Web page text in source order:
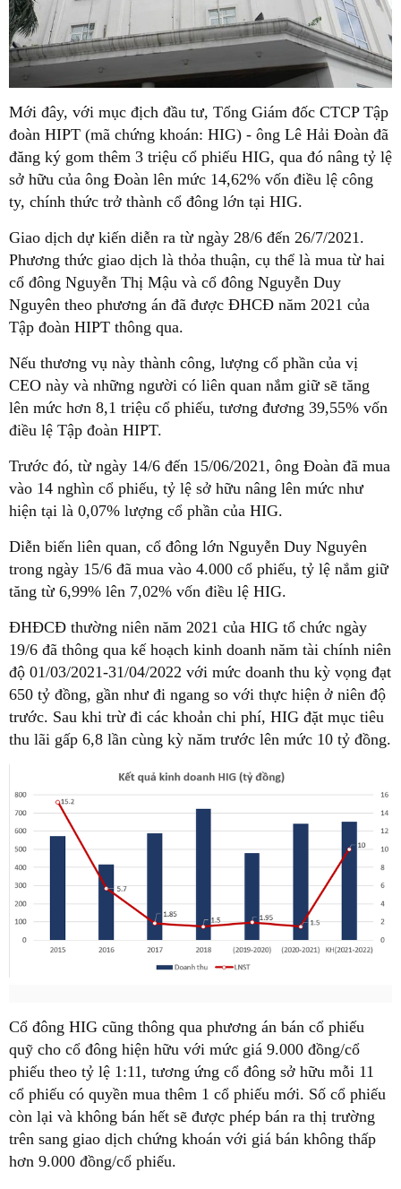
Mới đây, với mục địch đầu tư, Tổng Giám đốc CTCP Tập
đoàn HIPT (mã chứng khoán: HIG) - ông Lê Hải Đoàn đã
đăng ký gom thêm 3 triệu cổ phiếu HIG, qua đó nâng tỷ lệ
sở hữu của ông Đoàn lên mức 14,62% vốn điều lệ công
ty, chính thức trở thành cổ đông lớn tại HIG.
Giao dịch dự kiến diễn ra từ ngày 28/6 đến 26/7/2021.
Phương thức giao dịch là thỏa thuận, cụ thể là mua từ hai
cổ đông Nguyễn Thị Mậu và cổ đông Nguyễn Duy
Nguyên theo phương án đã được ĐHCĐ năm 2021 của
Tập đoàn HIPT thông qua.
Nếu thương vụ này thành công, lượng cổ phần của vị
CEO này và những người có liên quan nắm giữ sẽ tăng
lên mức hơn 8,1 triệu cổ phiếu, tương đương 39,55% vốn
điều lệ Tập đoàn HIPT.
Trước đó, từ ngày 14/6 đến 15/06/2021, ông Đoàn đã mua
vào 14 nghìn cổ phiếu, tỷ lệ sở hữu nâng lên mức như
hiện tại là 0,07% lượng cổ phần của HIG.
Diễn biến liên quan, cổ đông lớn Nguyễn Duy Nguyên
trong ngày 15/6 đã mua vào 4.000 cổ phiếu, tỷ lệ nắm giữ
tăng từ 6,99% lên 7,02% vốn điều lệ HIG.
ĐHĐCĐ thường niên năm 2021 của HIG tổ chức ngày
19/6 đã thông qua kế hoạch kinh doanh năm tài chính niên
độ 01/03/2021-31/04/2022 với mức doanh thu kỳ vọng đạt
650 tỷ đồng, gần như đi ngang so với thực hiện ở niên độ
trước. Sau khi trừ đi các khoản chi phí, HIG đặt mục tiêu
thu lãi gấp 6,8 lần cùng kỳ năm trước lên mức 10 tỷ đồng.
Cổ đông HIG cũng thông qua phương án bán cổ phiếu
quỹ cho cổ đông hiện hữu với mức giá 9.000 đồng/cổ
phiếu theo tỷ lệ 1:11, tương ứng cổ đông sở hữu mỗi 11
cổ phiếu có quyền mua thêm 1 cổ phiếu mới. Số cổ phiếu
còn lại và không bán hết sẽ được phép bán ra thị trường
trên sang giao dịch chứng khoán với giá bán không thấp
hơn 9.000 đồng/cổ phiếu.